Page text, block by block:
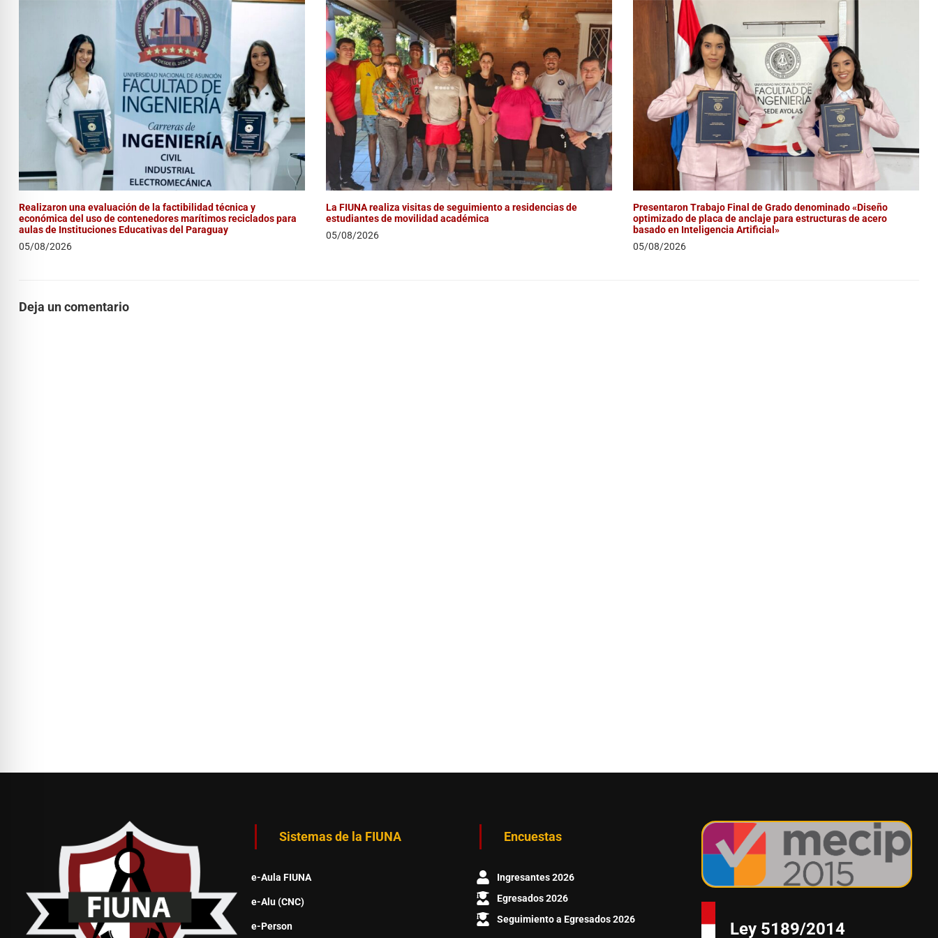
Realizaron una evaluación de la factibilidad técnica y
económica del uso de contenedores marítimos reciclados para
aulas de Instituciones Educativas del Paraguay
05/08/2026
La FIUNA realiza visitas de seguimiento a residencias de
estudiantes de movilidad académica
05/08/2026
Presentaron Trabajo Final de Grado denominado «Diseño
optimizado de placa de anclaje para estructuras de acero
basado en Inteligencia Artificial»
05/08/2026
Deja un comentario
Sistemas de la FIUNA
e-Aula FIUNA
e-Alu (CNC)
e-Person
Encuestas
Ingresantes 2026
Egresados 2026
Seguimiento a Egresados 2026
Ley 5189/2014
Solicitar publicación de vacancia